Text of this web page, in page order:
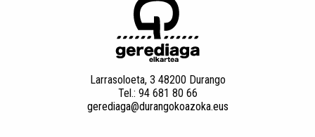
Larrasoloeta, 3 48200 Durango
Tel.: 94 681 80 66
gerediaga@durangokoazoka.eus